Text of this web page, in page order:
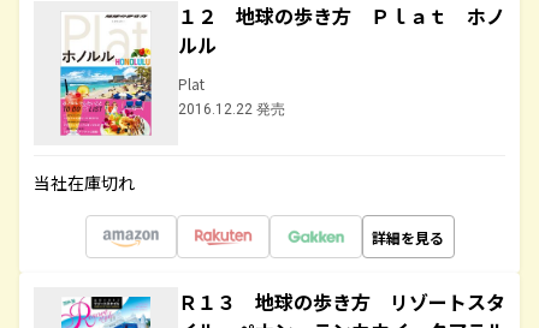
１２ 地球の歩き方 Ｐｌａｔ ホノ
ルル
Plat
2016.12.22 発売
当社在庫切れ
詳細を見る
Ｒ１３ 地球の歩き方 リゾートスタ